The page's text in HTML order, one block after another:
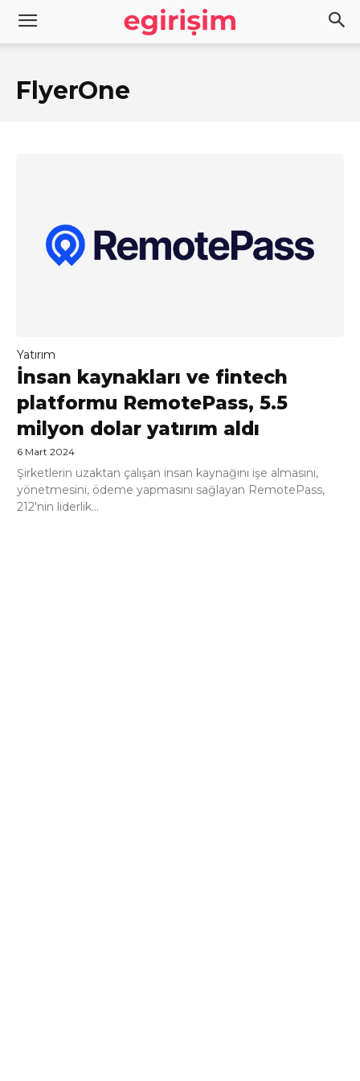
FlyerOne
Yatırım
İnsan kaynakları ve fintech
platformu RemotePass, 5.5
milyon dolar yatırım aldı
6 Mart 2024
Şirketlerin uzaktan çalışan insan kaynağını işe almasını,
yönetmesini, ödeme yapmasını sağlayan RemotePass,
212'nin liderlik...